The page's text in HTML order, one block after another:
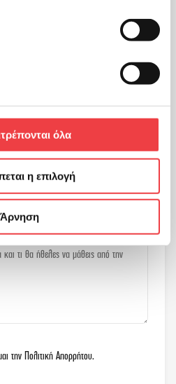
όλα
η επιλογή
Άρνηση
την Πολιτική Απορρήτου.